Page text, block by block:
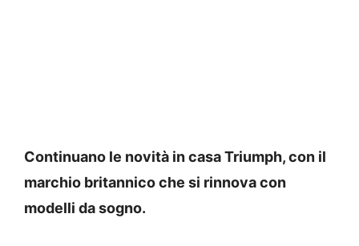
Continuano le novità in casa Triumph, con il
marchio britannico che si rinnova con
modelli da sogno.